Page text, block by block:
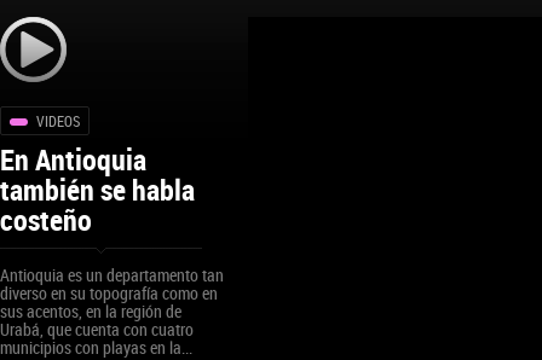
VIDEOS
En Antioquia
también se habla
costeño
Antioquia es un departamento tan
diverso en su topografía como en
sus acentos, en la región de
Urabá, que cuenta con cuatro
municipios con playas en la...